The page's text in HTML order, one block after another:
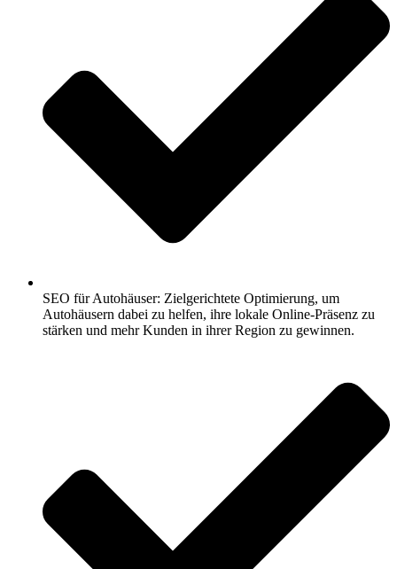
SEO für Autohäuser: Zielgerichtete Optimierung, um
Autohäusern dabei zu helfen, ihre lokale Online-Präsenz zu
stärken und mehr Kunden in ihrer Region zu gewinnen.